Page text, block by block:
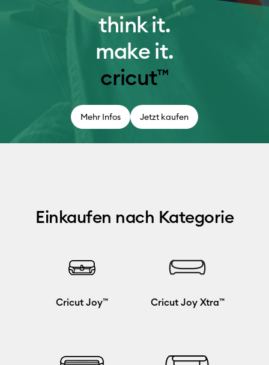
think it.
make it.
cricut™
Mehr Infos Jetzt kaufen
Einkaufen nach Kategorie
Cricut Joy™ Cricut Joy Xtra™